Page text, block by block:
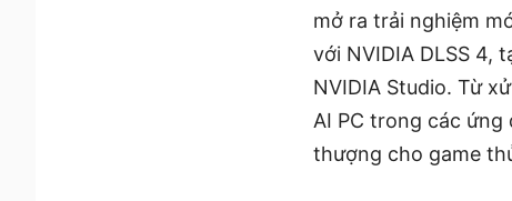
mở ra trải nghiệm
với NVIDIA DLSS 4,
NVIDIA Studio. Từ
AI PC trong các ứng
thượng cho game